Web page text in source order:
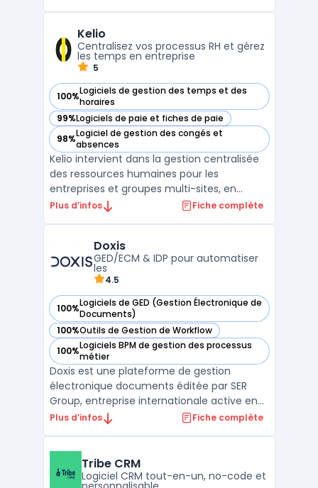
offre une suite complète de fonctionnalités
permettant de str ...
Kelio
Centralisez vos processus RH et gérez
les temps en entreprise
5
100%Logiciels de gestion des temps et des
horaires
— voir Kelio dans cette catégorie
99%Logiciels de paie et fiches de paie
— voir Kelio dans cette catégorie
98%Logiciel de gestion des congés et
absences
— voir Kelio dans cette catégorie
Kelio intervient dans la gestion centralisée
des ressources humaines pour les
entreprises et groupes multi-sites, en
intégrant l’ensemble des fonctionnalités
s’adresse aux organisations ayant des
besoins spécifiques de su ...
Plus d’infos Fiche complète
Doxis
GED/ECM & IDP pour automatiser
les
4.5
100%Logiciels de GED (Gestion Électronique de
Documents)
— voir Doxis dans cette catégorie
100%Outils de Gestion de Workflow
— voir Doxis dans cette catégorie
100%Logiciels BPM de gestion des processus
métier
— voir Doxis dans cette catégorie
Doxis est une plateforme de gestion
électronique documents éditée par SER
Group, entreprise internationale active en
DMS / GED et ECM. Positionnée comme
les échanges et orchestre les processus
documentaires. SER Grou ...
Plus d’infos Fiche complète
Tribe CRM
Logiciel CRM tout-en-un, no-code et